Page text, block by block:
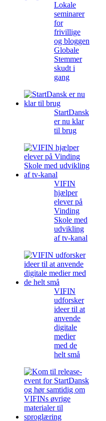
Lokale
seminarer
for
frivillige
og bloggen
Globale
Stemmer
skudt i
gang
StartDansk
er nu klar
til brug
VIFIN
hjælper
elever på
Vinding
Skole med
udvikling
af tv-kanal
VIFIN
udforsker
ideer til at
anvende
digitale
medier
med de
helt små